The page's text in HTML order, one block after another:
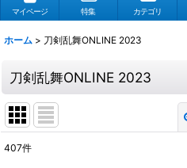
マイページ 特集 カテゴリ
ホーム > 刀剣乱舞ONLINE 2023
刀剣乱舞ONLINE 2023
407件